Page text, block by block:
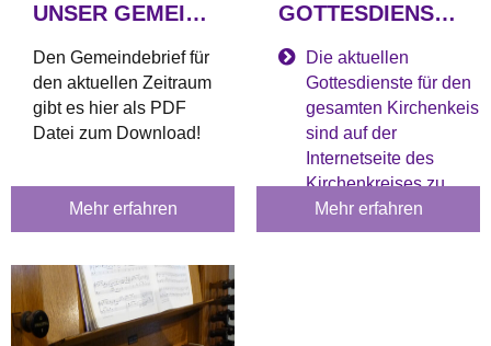
UNSER GEMEINDEBRIEF
Den Gemeindebrief für
den aktuellen Zeitraum
gibt es hier als PDF
Datei zum Download!
Mehr erfahren
GOTTESDIENSTPLAN
Die aktuellen
Gottesdienste für den
gesamten Kirchenkeis
sind auf der
Internetseite des
Kirchenkreises zu
finden
Mehr erfahren